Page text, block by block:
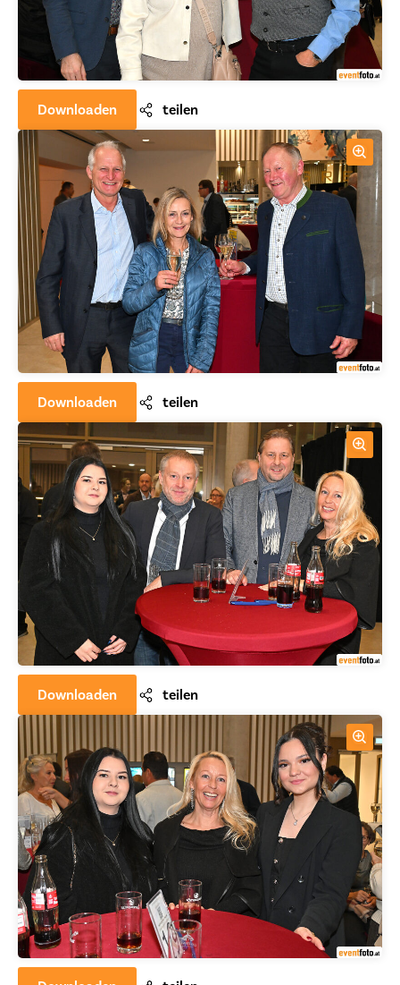
Downloaden teilen
Downloaden teilen
Downloaden teilen